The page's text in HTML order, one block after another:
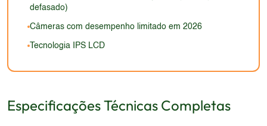
defasado)
Câmeras com desempenho limitado em 2026
Tecnologia IPS LCD
Especificações Técnicas Completas